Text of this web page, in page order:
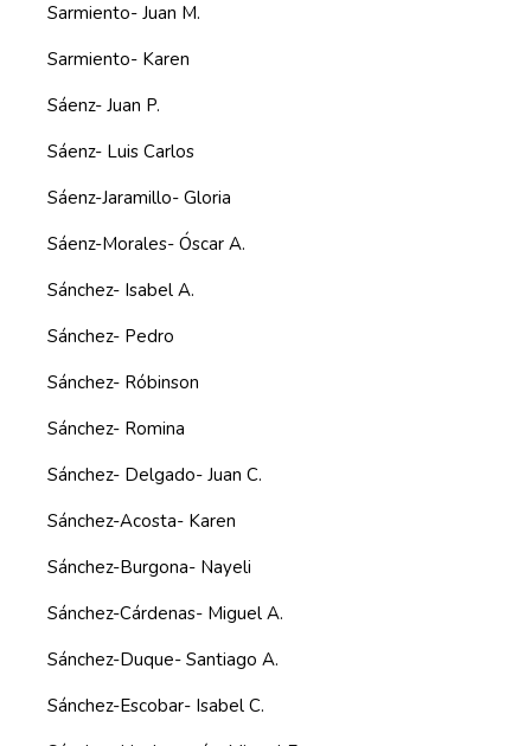
Sarmiento- Juan M.
Sarmiento- Karen
Sáenz- Juan P.
Sáenz- Luis Carlos
Sáenz-Jaramillo- Gloria
Sáenz-Morales- Óscar A.
Sánchez- Isabel A.
Sánchez- Pedro
Sánchez- Róbinson
Sánchez- Romina
Sánchez- Delgado- Juan C.
Sánchez-Acosta- Karen
Sánchez-Burgona- Nayeli
Sánchez-Cárdenas- Miguel A.
Sánchez-Duque- Santiago A.
Sánchez-Escobar- Isabel C.